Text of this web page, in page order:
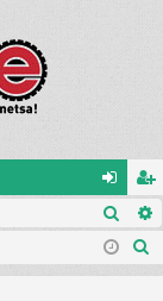
og
i
eg
ist
Otsi